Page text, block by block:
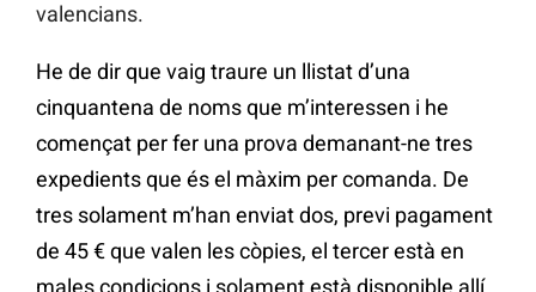
valencians.
He de dir que vaig traure un llistat d’una
cinquantena de noms que m’interessen i he
començat per fer una prova demanant-ne tres
expedients que és el màxim per comanda. De
tres solament m’han enviat dos, previ pagament
de 45 € que valen les còpies, el tercer està en
males condicions i solament està disponible allí